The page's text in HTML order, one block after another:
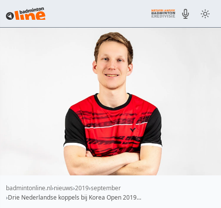
badmintonline.nl nieuws 2019 september
Drie Nederlandse koppels bij Korea Open 2019…